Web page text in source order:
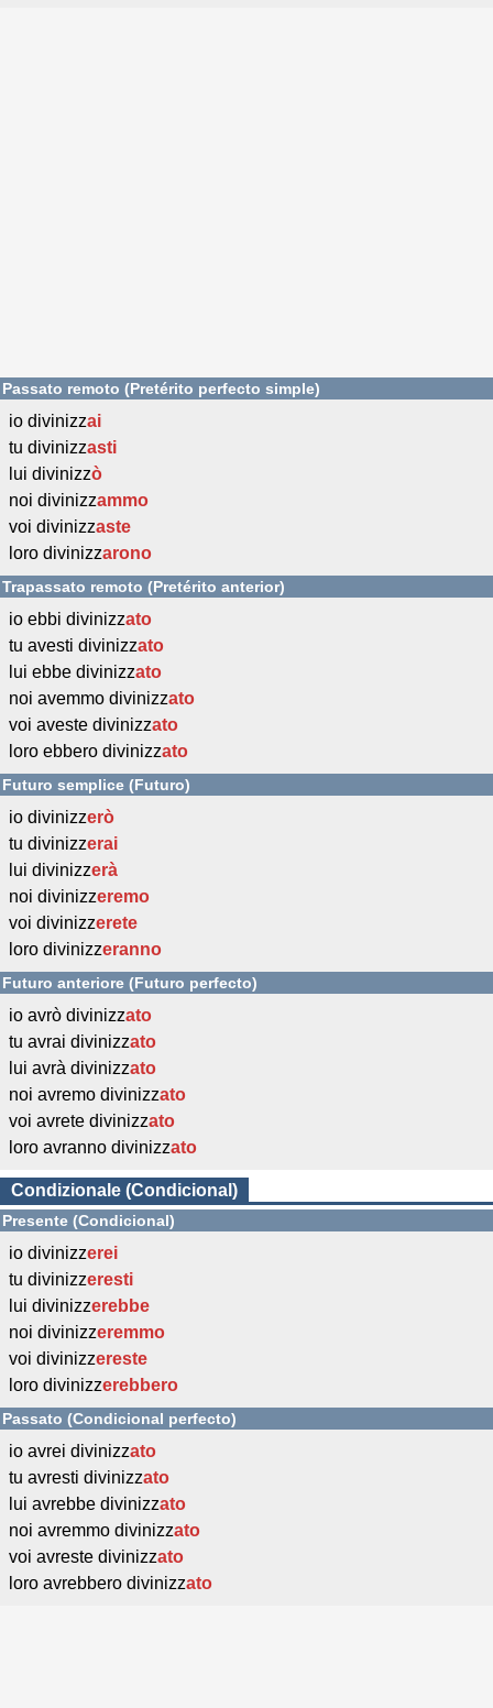
Passato remoto (Pretérito perfecto simple)
io divinizzai
tu divinizzasti
lui divinizzò
noi divinizzammo
voi divinizzaste
loro divinizzarono
Trapassato remoto (Pretérito anterior)
io ebbi divinizzato
tu avesti divinizzato
lui ebbe divinizzato
noi avemmo divinizzato
voi aveste divinizzato
loro ebbero divinizzato
Futuro semplice (Futuro)
io divinizzerò
tu divinizzerai
lui divinizzerà
noi divinizzeremo
voi divinizzerete
loro divinizzeranno
Futuro anteriore (Futuro perfecto)
io avrò divinizzato
tu avrai divinizzato
lui avrà divinizzato
noi avremo divinizzato
voi avrete divinizzato
loro avranno divinizzato
Condizionale (Condicional)
Presente (Condicional)
io divinizzerei
tu divinizzeresti
lui divinizzerebbe
noi divinizzeremmo
voi divinizzereste
loro divinizzerebbero
Passato (Condicional perfecto)
io avrei divinizzato
tu avresti divinizzato
lui avrebbe divinizzato
noi avremmo divinizzato
voi avreste divinizzato
loro avrebbero divinizzato